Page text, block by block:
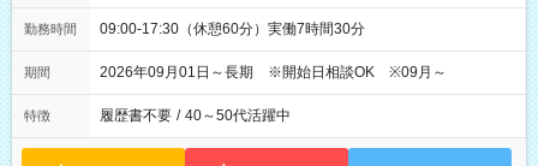
勤務時間 09:00-17:30（休憩60分）実働7時間30分
期間 2026年09月01日～長期 ※開始日相談OK ※09月～
特徴 履歴書不要 / 40～50代活躍中